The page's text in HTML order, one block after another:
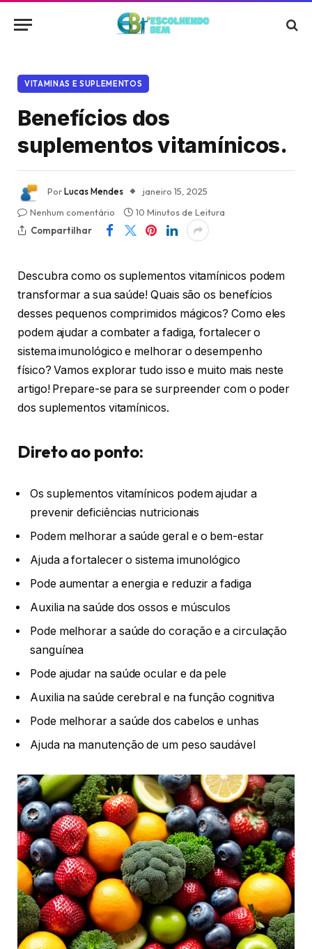
VITAMINAS E SUPLEMENTOS
Benefícios dos
suplementos vitamínicos.
PorLucas Mendes
janeiro 15, 2025
Nenhum comentário
10 Minutos de Leitura
Compartilhar
Descubra como os suplementos vitamínicos podem
transformar a sua saúde! Quais são os benefícios
desses pequenos comprimidos mágicos? Como eles
podem ajudar a combater a fadiga, fortalecer o
sistema imunológico e melhorar o desempenho
físico? Vamos explorar tudo isso e muito mais neste
artigo! Prepare-se para se surpreender com o poder
dos suplementos vitamínicos.
Direto ao ponto:
Os suplementos vitamínicos podem ajudar a
prevenir deficiências nutricionais
Podem melhorar a saúde geral e o bem-estar
Ajuda a fortalecer o sistema imunológico
Pode aumentar a energia e reduzir a fadiga
Auxilia na saúde dos ossos e músculos
Pode melhorar a saúde do coração e a circulação
sanguínea
Pode ajudar na saúde ocular e da pele
Auxilia na saúde cerebral e na função cognitiva
Pode melhorar a saúde dos cabelos e unhas
Ajuda na manutenção de um peso saudável